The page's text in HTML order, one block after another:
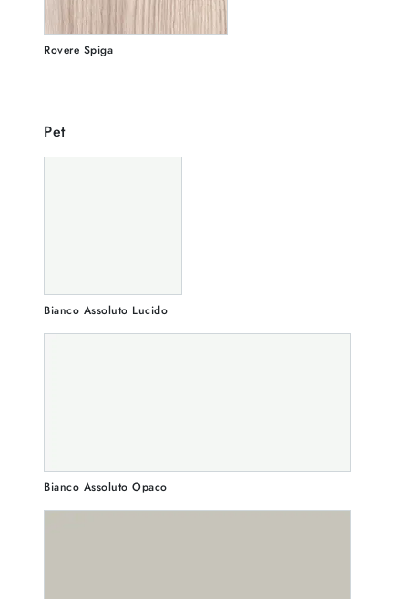
Rovere Spiga
Pet
Bianco Assoluto Lucido
Bianco Assoluto Opaco